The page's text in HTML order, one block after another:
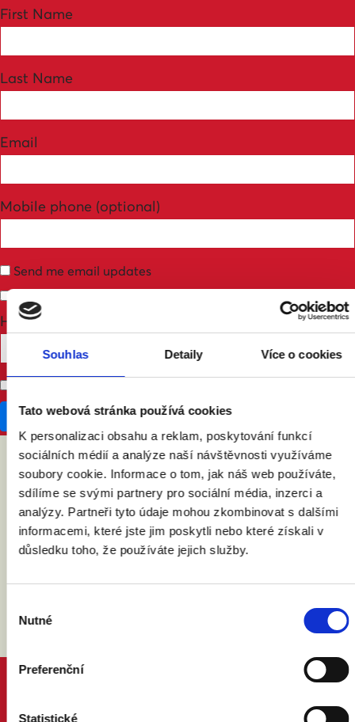
Souhlas Detaily Více o cookies
Tato webová stránka používá cookies
K personalizaci obsahu a reklam, poskytování funkcí
sociálních médií a analýze naší návštěvnosti využíváme
soubory cookie. Informace o tom, jak náš web používáte,
sdílíme se svými partnery pro sociální média, inzerci a
analýzy. Partneři tyto údaje mohou zkombinovat s dalšími
informacemi, které jste jim poskytli nebo které získali v
důsledku toho, že používáte jejich služby.
souhlasu
Nutné
Preferenční
Statistické
First Name
Last Name
Email
Mobile phone (optional)
Send me email updates
How many other people are you bringing?
ABY VÁM O MANŽELSTVÍ NIC
NEUNIKLO